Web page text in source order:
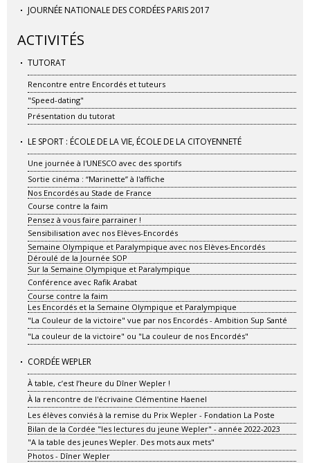
JOURNÉE NATIONALE DES CORDÉES PARIS 2017
ACTIVITÉS
TUTORAT
Rencontre entre Encordés et tuteurs
"Speed-dating"
Présentation du tutorat
LE SPORT : ÉCOLE DE LA VIE, ÉCOLE DE LA CITOYENNETÉ
Une journée à l'UNESCO avec des sportifs
Sortie cinéma : “Marinette” à l'affiche
Nos Encordés au Stade de France
Course contre la faim
Pensez à vous faire parrainer !
Sensibilisation avec nos Elèves-Encordés
Semaine Olympique et Paralympique avec nos Elèves-Encordés
Déroulé de la Journée SOP
Sur la Semaine Olympique et Paralympique
Conférence avec Rafik Arabat
Course contre la faim
Les Encordés et la Semaine Olympique et Paralympique
"La Couleur de la victoire" vue par nos Encordés - Ambition Sup Santé
"La couleur de la victoire" ou "La couleur de nos Encordés"
CORDÉE WEPLER
À table, c’est l’heure du Dîner Wepler !
À la rencontre de l'écrivaine Clémentine Haenel
Les élèves conviés à la remise du Prix Wepler - Fondation La Poste
Bilan de la Cordée "les lectures du jeune Wepler" - année 2022-2023
"A la table des jeunes Wepler. Des mots aux mets"
Photos - Dîner Wepler